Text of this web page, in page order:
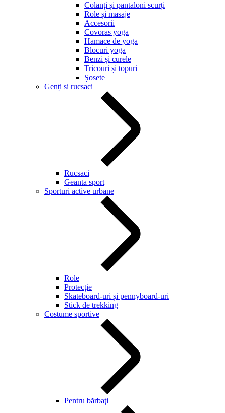
Colanți și pantaloni scurți
Role și masaje
Accesorii
Covoras yoga
Hamace de yoga
Blocuri yoga
Benzi și curele
Tricouri și topuri
Șosete
Genți si rucsaci
Rucsaci
Geanta sport
Sporturi active urbane
Role
Protecție
Skateboard-uri și pennyboard-uri
Stick de trekking
Costume sportive
Pentru bărbaţi